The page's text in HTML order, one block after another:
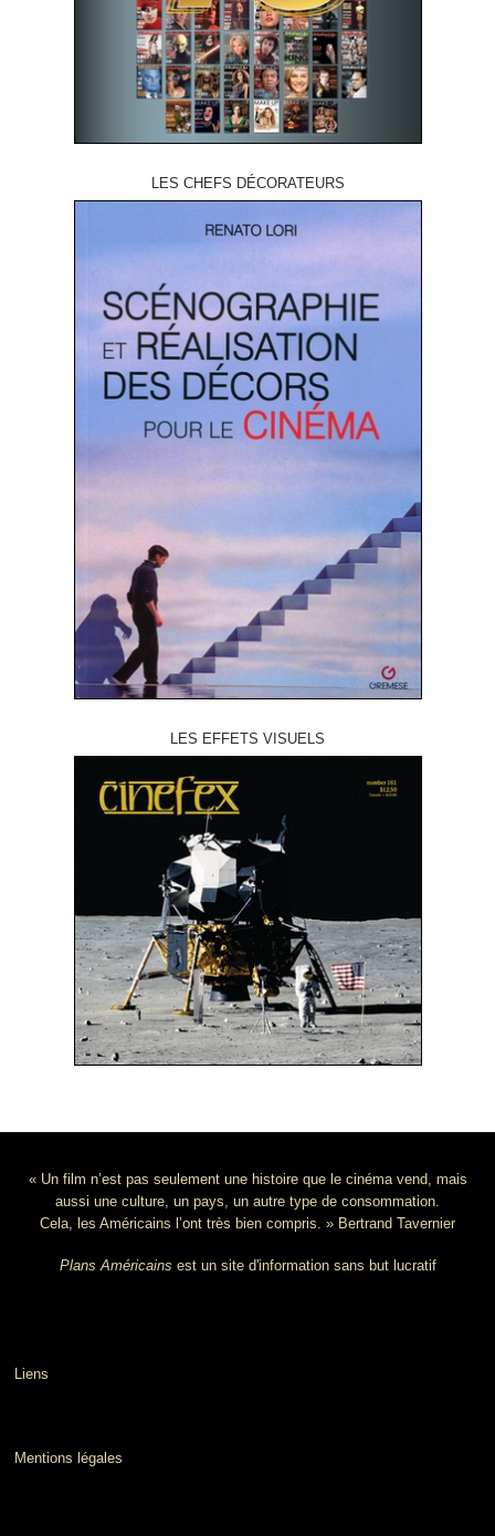
LES CHEFS DÉCORATEURS
LES EFFETS VISUELS
« Un film n’est pas seulement une histoire que le cinéma vend, mais
aussi une culture, un pays, un autre type de consommation.
Cela, les Américains l’ont très bien compris. » Bertrand Tavernier
Plans Américains est un site d'information sans but lucratif
Liens
Mentions légales